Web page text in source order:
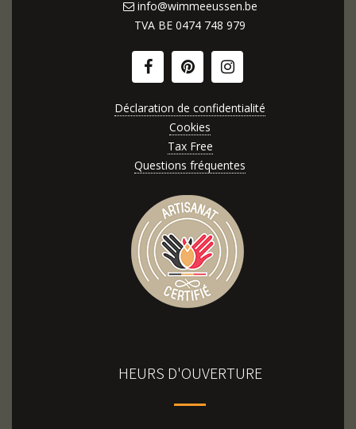
info@wimmeeussen.be
TVA BE 0474 748 979
Déclaration de confidentialité
Cookies
Tax Free
Questions fréquentes
HEURS D'OUVERTURE